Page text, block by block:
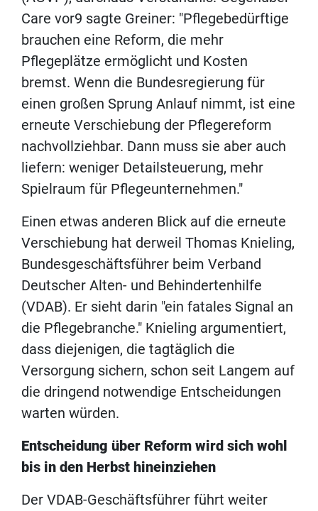
Care vor9 sagte Greiner: "Pflegebedürftige
brauchen eine Reform, die mehr
Pflegeplätze ermöglicht und Kosten
bremst. Wenn die Bundesregierung für
einen großen Sprung Anlauf nimmt, ist eine
erneute Verschiebung der Pflegereform
nachvollziehbar. Dann muss sie aber auch
liefern: weniger Detailsteuerung, mehr
Spielraum für Pflegeunternehmen."
Einen etwas anderen Blick auf die erneute
Verschiebung hat derweil Thomas Knieling,
Bundesgeschäftsführer beim Verband
Deutscher Alten- und Behindertenhilfe
(VDAB). Er sieht darin "ein fatales Signal an
die Pflegebranche." Knieling argumentiert,
dass diejenigen, die tagtäglich die
Versorgung sichern, schon seit Langem auf
die dringend notwendige Entscheidungen
warten würden.
Entscheidung über Reform wird sich wohl
bis in den Herbst hineinziehen
Der VDAB-Geschäftsführer führt weiter